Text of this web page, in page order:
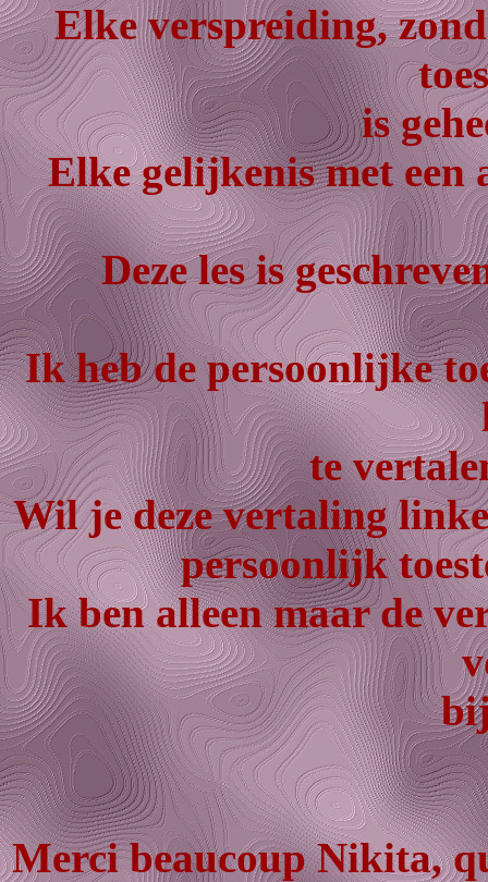
Elke verspreiding,
is
Elke gelijkenis met
Deze les is
Ik heb de persoonlijke
te
Wil je deze vertaling
persoonlijk
Ik ben alleen maar de
Merci beaucoup Nikita,